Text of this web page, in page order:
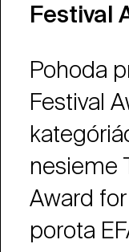
Festival
Pohoda
Festival
nesieme
Award
porota